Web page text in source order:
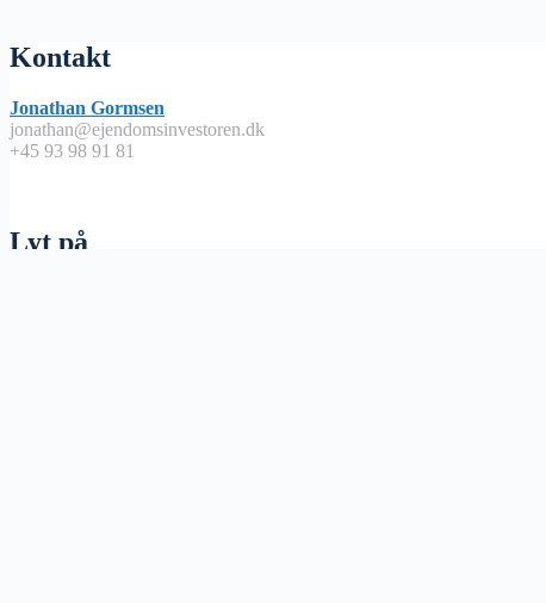
Kontakt
Jonathan Gormsen
jonathan@ejendomsinvestoren.dk
+45 93 98 91 81
Lyt på